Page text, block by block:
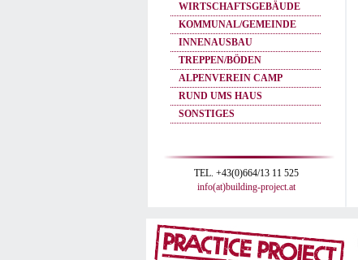
WIRTSCHAFTSGEBÄUDE
KOMMUNAL/GEMEINDE
INNENAUSBAU
TREPPEN/BÖDEN
ALPENVEREIN CAMP
RUND UMS HAUS
SONSTIGES
TEL. +43(0)664/13 11 525
info(at)building-project.at